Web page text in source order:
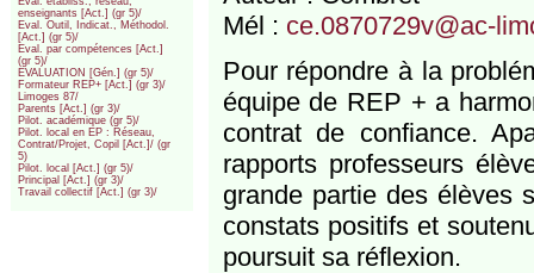
enseignants [Act.] (gr 5)/
Eval. Outil, Indicat., Méthodol.
[Act.] (gr 5)/
Eval. par compétences [Act.]
(gr 5)/
EVALUATION [Gén.] (gr 5)/
Formateur REP+ [Act.] (gr 3)/
Limoges 87/
Parents [Act.] (gr 3)/
Pilot. académique (gr 5)/
Pilot. local en EP : Réseau,
Contrat/Projet, Copil [Act.]/ (gr
5)
Pilot. local [Act.] (gr 5)/
Principal [Act.] (gr 3)/
Travail collectif [Act.] (gr 3)/
Mél : ce.0870729v@ac-
Pour répondre à la
équipe de REP + a
contrat de confiance.
rapports professeurs
grande partie des élèves
constats positifs et
poursuit sa réflexion.